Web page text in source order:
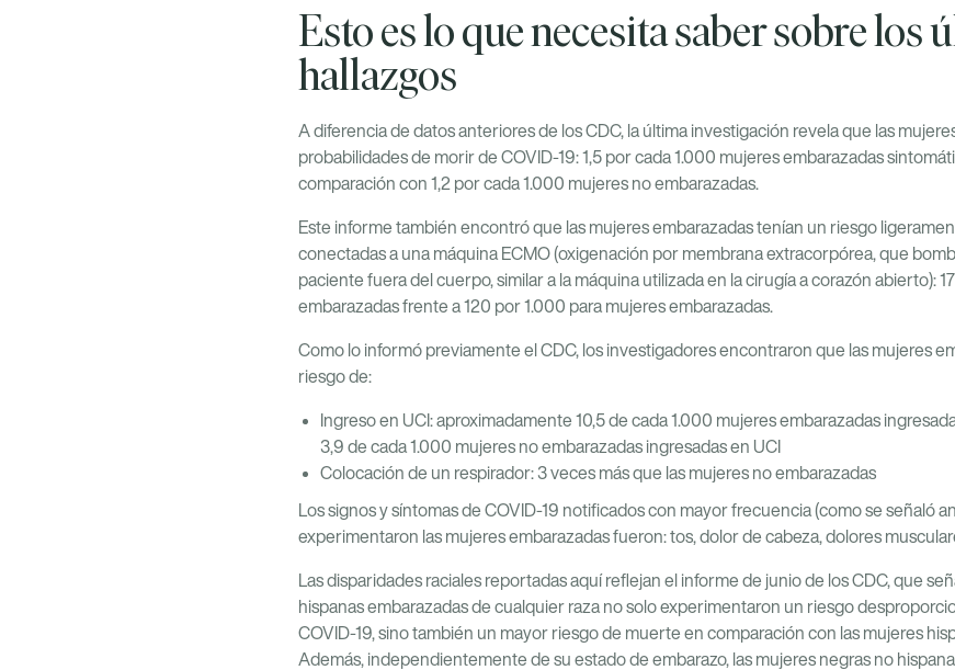
Esto es lo que necesita saber sobre los
hallazgos
A diferencia de datos anteriores de los CDC, la última investigación revela que las
probabilidades de morir de COVID-19: 1,5 por cada 1.000 mujeres embarazadas
comparación con 1,2 por cada 1.000 mujeres no embarazadas.
Este informe también encontró que las mujeres embarazadas tenían un riesgo
conectadas a una máquina ECMO (oxigenación por membrana extracorpórea, que
paciente fuera del cuerpo, similar a la máquina utilizada en la cirugía a corazón abierto):
embarazadas frente a 120 por 1.000 para mujeres embarazadas.
Como lo informó previamente el CDC, los investigadores encontraron que las mujeres
riesgo de:
Ingreso en UCI: aproximadamente 10,5 de cada 1.000 mujeres embarazadas
3,9 de cada 1.000 mujeres no embarazadas ingresadas en UCI
Colocación de un respirador: 3 veces más que las mujeres no embarazadas
Los signos y síntomas de COVID-19 notificados con mayor frecuencia (como se señaló
experimentaron las mujeres embarazadas fueron: tos, dolor de cabeza, dolores
Las disparidades raciales reportadas aquí reflejan el informe de junio de los CDC, que
hispanas embarazadas de cualquier raza no solo experimentaron un riesgo
COVID-19, sino también un mayor riesgo de muerte en comparación con las mujeres
Además, independientemente de su estado de embarazo, las mujeres negras no